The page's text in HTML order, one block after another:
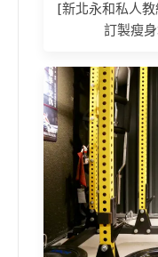
[新北永和私人
訂製瘦